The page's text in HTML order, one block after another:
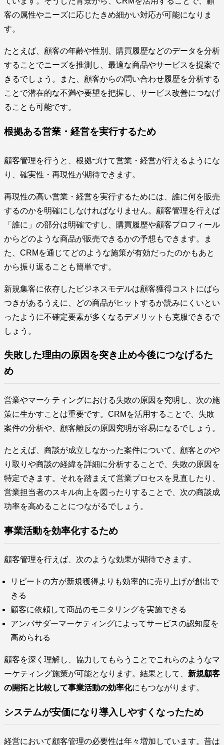
客の属性やニーズに応じたきめ細かい対応が可能になりま
す。
たとえば、顧客の年齢や性別、購買履歴などのデータを分析
することでニーズを推測し、最適な商品やサービスを提案で
きるでしょう。また、顧客からの問い合わせ履歴を分析する
ことで潜在的な不満や要望を把握し、サービス改善につなげ
ることも可能です。
根拠ある営業・経営を実行するため
顧客管理を行うと、根拠づけて営業・経営が行えるようにな
り、確実性・再現性が期待できます。
再現性の高い営業・経営を実行するためには、誰に何を販売
するのかを明確にしなければなりません。顧客管理を行えば
「誰に」の部分は明確ですし、購買履歴や顧客プロフィール
からどのような商品が販売できるかの予想もできます。ま
た、CRMを通じてどのような施策が有効だったのかもあと
から振り返ることも簡単です。
新規集客に依存したビジネスモデルは顧客獲得コストにばら
つきがあるうえに、どの商品がヒットするか読みにくいとい
ったように不確定要素が多くなるデメリットも克服できるで
しょう。
失敗した理由の原因を突き止め今後につなげるた
め
営業やマーケティングにおける失敗の原因を究明し、次の施
策に生かすことは重要です。CRMを活用することで、失敗
案件の分析や、顧客離反の原因究明が容易になるでしょう。
たとえば、商談が成立しなかった案件について、顧客とのや
り取りや商談の経緯を詳細に分析することで、失敗の原因を
特定できます。それを踏まえて営業プロセスを見直したり、
営業担当者のスキル向上を図ったりすることで、次の商談成
功率を高めることにつながるでしょう。
事業活動を効率化するため
顧客管理を行えば、次のような効果が期待できます。
リピートの方が新規獲得よりも効率的に売り上げが創出で
きる
顧客に依頼して商品のモニタリングを実施できる
アンバサダーマーケティングによってサービスの認知度を
高められる
顧客を深く理解し、協力してもらうことでこれらのようなマ
ーケティング施策が可能となります。結果として、 新規顧客
の開拓と比較して事業活動の効率化にもつながります。
システムが安価になり導入しやすくなったため
経営において顧客管理の必要性は年々増加しています。昔は